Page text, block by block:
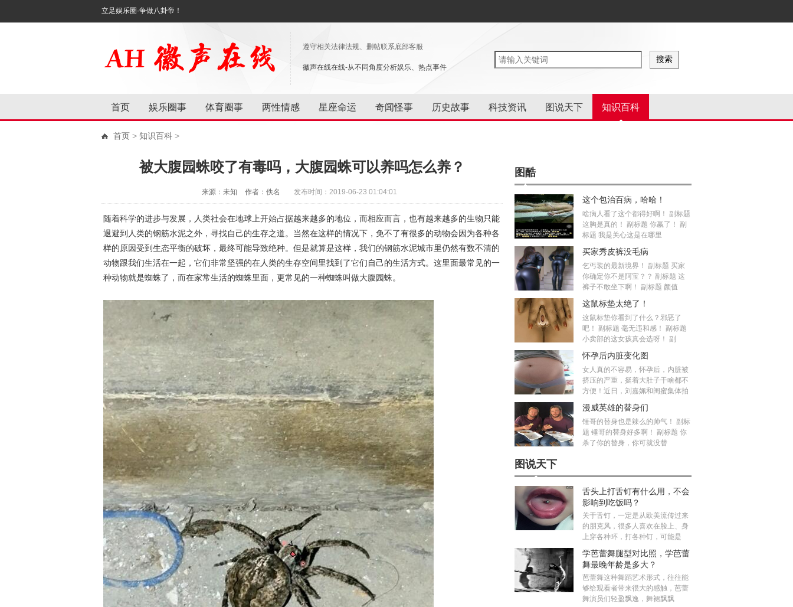
立足娱乐圈·争做八卦帝！
遵守相关法律法规、删帖联系底部客服
徽声在线在线-从不同角度分析娱乐、热点事件
首页 娱乐圈事 体育圈事 两性情感 星座命运 奇闻怪事 历史故事 科技资讯 图说天下 知识百科
首页 > 知识百科 >
被大腹园蛛咬了有毒吗，大腹园蛛可以养吗怎么养？
来源：未知 作者：佚名 发布时间：2019-06-23 01:04:01
随着科学的进步与发展，人类社会在地球上开始占据越来越多的地位，而相应而言，也有越来越多的生物只能
退避到人类的钢筋水泥之外，寻找自己的生存之道。当然在这样的情况下，免不了有很多的动物会因为各种各
样的原因受到生态平衡的破坏，最终可能导致绝种。但是就算是这样，我们的钢筋水泥城市里仍然有数不清的
动物跟我们生活在一起，它们非常坚强的在人类的生存空间里找到了它们自己的生活方式。这里面最常见的一
种动物就是蜘蛛了，而在家常生活的蜘蛛里面，更常见的一种蜘蛛叫做大腹园蛛。
图酷
这个包治百病，哈哈！
啥病人看了这个都得好啊！ 副标题
这胸是真的！ 副标题 你赢了！ 副
标题 我是关心这是在哪里
买家秀皮裤没毛病
乞丐装的最新境界！ 副标题 买家
你确定你不是阿宝？？ 副标题 这
裤子不敢坐下啊！ 副标题 颜值
这鼠标垫太绝了！
这鼠标垫你看到了什么？邪恶了
吧！ 副标题 毫无违和感！ 副标题
小卖部的这女孩真会选呀！ 副
怀孕后内脏变化图
女人真的不容易，怀孕后，内脏被
挤压的严重，挺着大肚子干啥都不
方便！近日，刘嘉姵和闺蜜集体拍
漫威英雄的替身们
锤哥的替身也是辣么的帅气！ 副标
题 锤哥的替身好多啊！ 副标题 你
杀了你的替身，你可就没替
图说天下
舌头上打舌钉有什么用，不会
影响到吃饭吗？
关于舌钉，一定是从欧美流传过来
的朋克风，很多人喜欢在脸上、身
上穿各种环，打各种钉，可能是
学芭蕾舞腿型对比照，学芭蕾
舞最晚年龄是多大？
芭蕾舞这种舞蹈艺术形式，往往能
够给观看者带来很大的感触，芭蕾
舞演员们轻盈飘逸，舞裙飘飘